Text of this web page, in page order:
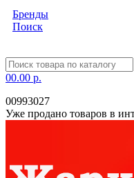
Бренды
Поиск
00.00 р.
00993027
Уже продано товаров в